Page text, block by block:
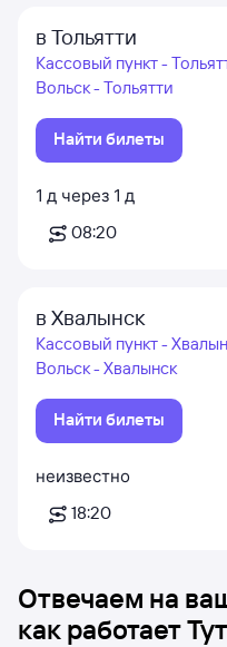
в Тольятти
Кассовый пункт -
Вольск - Тольятти
Найти билеты
1 д через 1 д
08:20
в Хвалынск
Кассовый пункт -
Вольск - Хвалынск
Найти билеты
неизвестно
18:20
Отвечаем на
как работает